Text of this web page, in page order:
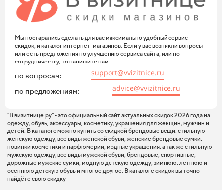
Мы постарались сделать для вас максимально удобный сервис
скидок, и каталог интернет-магазинов. Если у вас возникли вопросы
или есть предложения по улучшению сервиса сайта, или по
сотрудничеству, то напишите нам:
по вопросам: support@vvizitnice.ru
по предложениям: advice@vvizitnice.ru
"В визитнице.ру" - это официальный сайт актуальных скидок 2026 года на
одежду, обувь, аксессуары, косметику, украшения для женщин, мужчин и
детей. В каталоге можно купить со скидкой брендовые вещи: стильную
женскую одежду, все виды женской обуви, женские брендовые сумки,
новинки косметики и парфюмерии, модные украшения, а так же стильную
мужскую одежду, все виды мужской обуви, брендовые, спортивные,
дорожные мужские сумки, модную детскую одежду, зимнюю, летнюю и
осеннюю детскую обувь и многое другое. В каталоге скидок вы точно
найдёте свою скидку